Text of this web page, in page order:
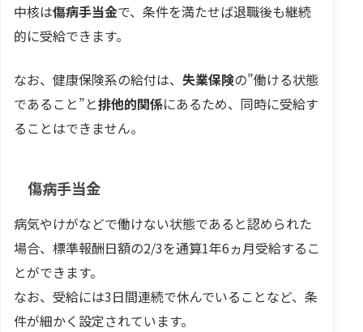
中核は傷病手当金で、条件を満たせば退職後も継続
的に受給できます。
なお、健康保険系の給付は、 失業保険の”働ける状態
であること”と排他的関係にあるため、同時に受給す
ることはできません。
傷病手当金
病気やけがなどで働けない状態であると認められた
場合、標準報酬日額の2/3を通算1年6ヵ月受給するこ
とができます。
なお、受給には3日間連続で休んでいることなど、条
件が細かく設定されています。